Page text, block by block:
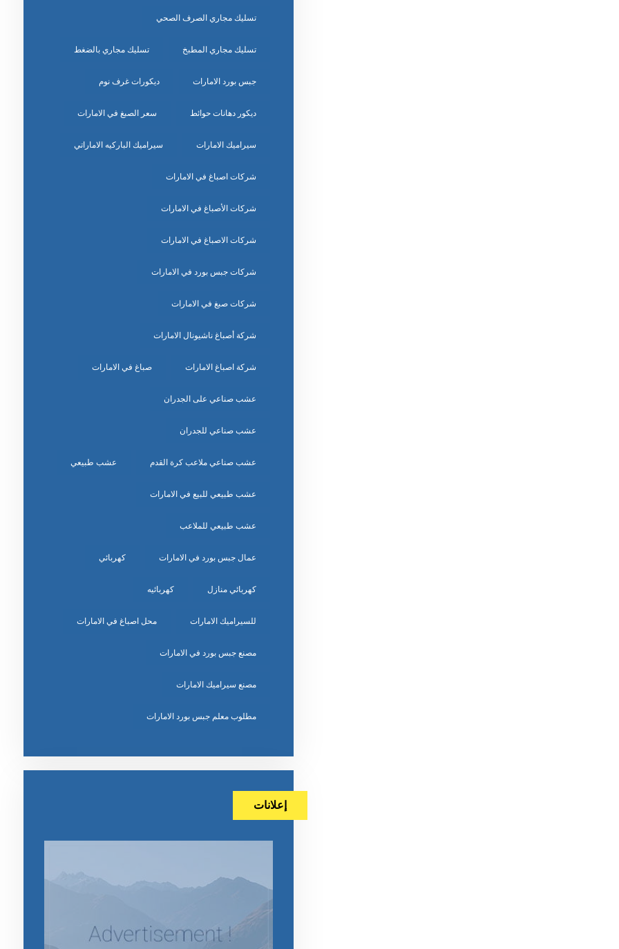
تسليك مجاري الصرف الصحي
تسليك مجاري المطبخ تسليك مجاري بالضغط
جبس بورد الامارات ديكورات غرف نوم
ديكور دهانات حوائط سعر الصبغ في الامارات
سيراميك الامارات سيراميك الباركيه الاماراتي
شركات اصباغ في الامارات
شركات الأصباغ في الامارات
شركات الاصباغ في الامارات
شركات جبس بورد في الامارات
شركات صبغ في الامارات
شركة أصباغ ناشيونال الامارات
شركة اصباغ الامارات صباغ في الامارات
عشب صناعي على الجدران
عشب صناعي للجدران
عشب صناعي ملاعب كرة القدم عشب طبيعي
عشب طبيعي للبيع في الامارات
عشب طبيعي للملاعب
عمال جبس بورد في الامارات كهربائي
كهربائي منازل كهربائيه
للسيراميك الامارات محل اصباغ في الامارات
مصنع جبس بورد في الامارات
مصنع سيراميك الامارات
مطلوب معلم جبس بورد الامارات
إعلانات